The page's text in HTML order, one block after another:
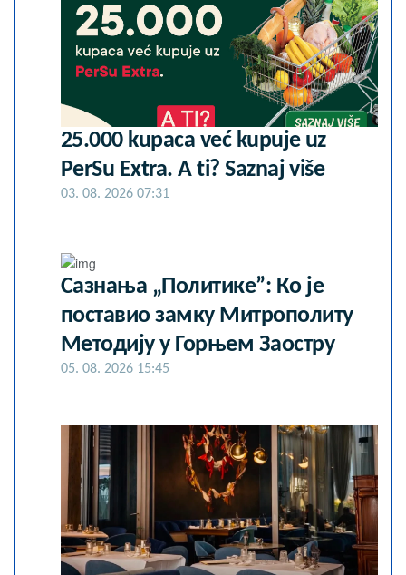
25.000 kupaca već kupuje uz
PerSu Extra. A ti? Saznaj više
03. 08. 2026 07:31
Сазнања „Политике”: Ко је
поставио замку Митрополиту
Методију у Горњем Заостру
05. 08. 2026 15:45